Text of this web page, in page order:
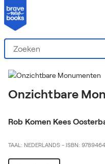
Onzichtbare
Rob Komen Kees
TAAL: NEDERLANDS - ISBN: